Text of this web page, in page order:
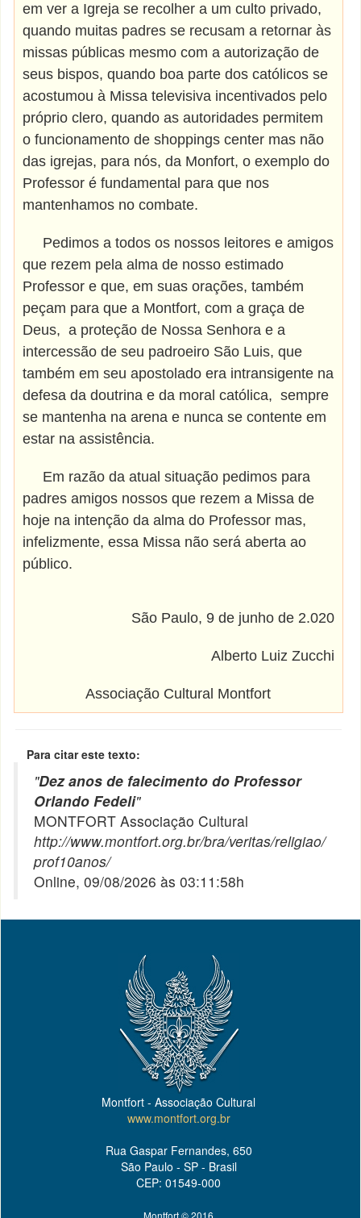
em ver a Igreja se recolher a um culto privado,
quando muitas padres se recusam a retornar às
missas públicas mesmo com a autorização de
seus bispos, quando boa parte dos católicos se
acostumou à Missa televisiva incentivados pelo
próprio clero, quando as autoridades permitem
o funcionamento de shoppings center mas não
das igrejas, para nós, da Monfort, o exemplo do
Professor é fundamental para que nos
mantenhamos no combate.
Pedimos a todos os nossos leitores e amigos
que rezem pela alma de nosso estimado
Professor e que, em suas orações, também
peçam para que a Montfort, com a graça de
Deus, a proteção de Nossa Senhora e a
intercessão de seu padroeiro São Luis, que
também em seu apostolado era intransigente na
defesa da doutrina e da moral católica, sempre
se mantenha na arena e nunca se contente em
estar na assistência.
Em razão da atual situação pedimos para
padres amigos nossos que rezem a Missa de
hoje na intenção da alma do Professor mas,
infelizmente, essa Missa não será aberta ao
público.
São Paulo, 9 de junho de 2.020
Alberto Luiz Zucchi
Associação Cultural Montfort
Para citar este texto:
"Dez anos de falecimento do Professor
Orlando Fedeli"
MONTFORT Associação Cultural
http://www.montfort.org.br/bra/veritas/religiao/
prof10anos/
Online, 09/08/2026 às 03:11:58h
Montfort - Associação Cultural
www.montfort.org.br
Rua Gaspar Fernandes, 650
São Paulo - SP - Brasil
CEP: 01549-000
Montfort © 2016